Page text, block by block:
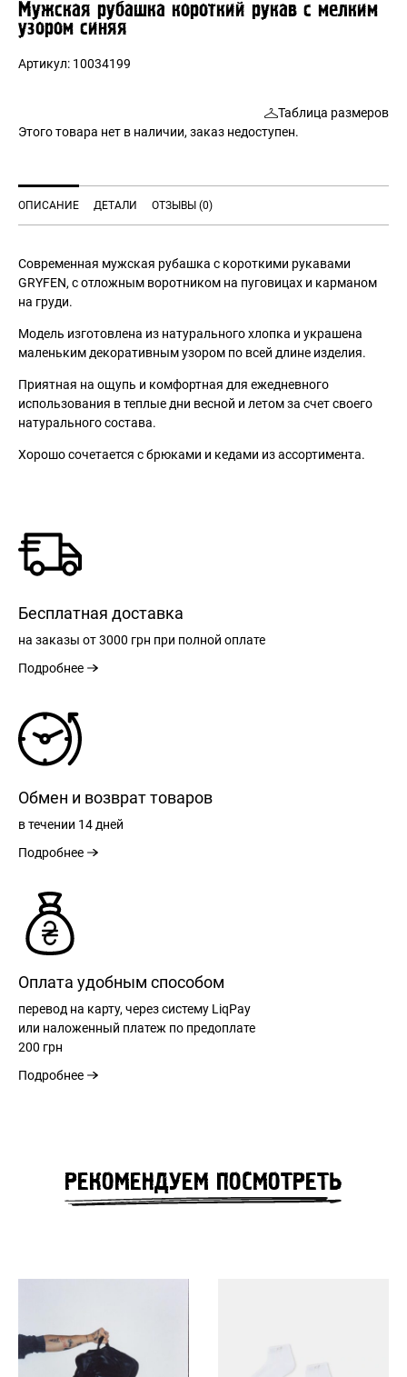
Мужская рубашка короткий рукав с мелким
узором синяя
Артикул: 10034199
Таблица размеров
Этого товара нет в наличии, заказ недоступен.
ОПИСАНИЕ ДЕТАЛИ ОТЗЫВЫ (0)
Современная мужская рубашка c короткими рукавами
GRYFEN, с отложным воротником на пуговицах и карманом
на груди.
Модель изготовлена из натурального хлопка и украшена
маленьким декоративным узором по всей длине изделия.
Приятная на ощупь и комфортная для ежедневного
использования в теплые дни весной и летом за счет своего
натурального состава.
Хорошо сочетается с брюками и кедами из ассортимента.
Бесплатная доставка
на заказы от 3000 грн при полной оплате
Подробнее
Обмен и возврат товаров
в течении 14 дней
Подробнее
Оплата удобным способом
перевод на карту, через систему LiqPay
или наложенный платеж по предоплате
200 грн
Подробнее
РЕКОМЕНДУЕМ ПОСМОТРЕТЬ
ЗАБЫЛИ ПАРОЛЬ?
ОБЩАЯ ДЛИНА
СПИНЫ
см